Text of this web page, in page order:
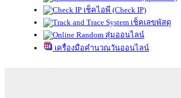
เช็คไอพี (Check IP)
เช็คเลขพัสดุ
สุ่มออนไลน์
เครื่องมือคำนวณวันออนไลน์